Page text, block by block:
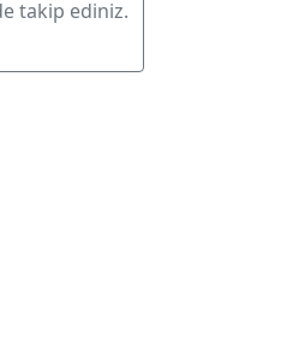
takip ediniz.